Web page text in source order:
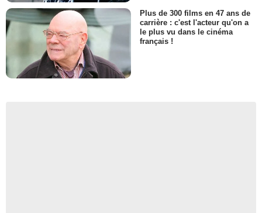
Plus de 300 films en 47 ans de
carrière : c'est l'acteur qu'on a
le plus vu dans le cinéma
français !